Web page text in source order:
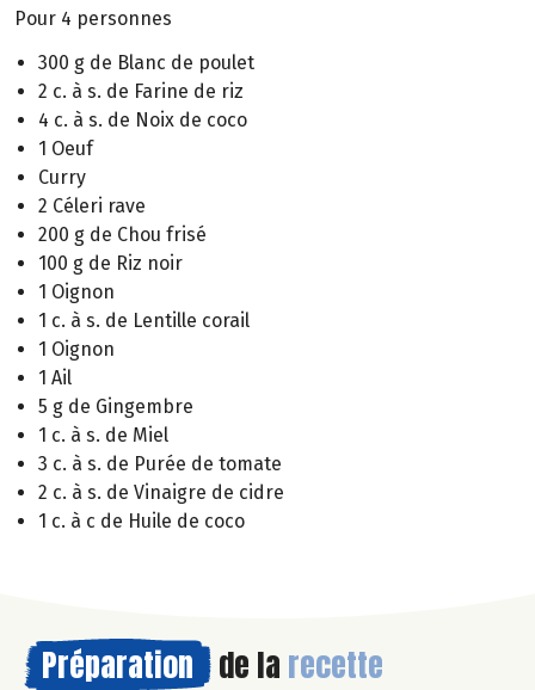
Pour 4 personnes
300 g de Blanc de poulet
2 c. à s. de Farine de riz
4 c. à s. de Noix de coco
1 Oeuf
Curry
2 Céleri rave
200 g de Chou frisé
100 g de Riz noir
1 Oignon
1 c. à s. de Lentille corail
1 Oignon
1 Ail
5 g de Gingembre
1 c. à s. de Miel
3 c. à s. de Purée de tomate
2 c. à s. de Vinaigre de cidre
1 c. à c de Huile de coco
Préparation de la recette